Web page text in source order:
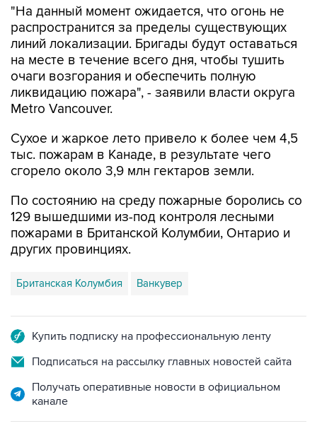
"На данный момент ожидается, что огонь не
распространится за пределы существующих
линий локализации. Бригады будут оставаться
на месте в течение всего дня, чтобы тушить
очаги возгорания и обеспечить полную
ликвидацию пожара", - заявили власти округа
Metro Vancouver.
Сухое и жаркое лето привело к более чем 4,5
тыс. пожарам в Канаде, в результате чего
сгорело около 3,9 млн гектаров земли.
По состоянию на среду пожарные боролись со
129 вышедшими из-под контроля лесными
пожарами в Британской Колумбии, Онтарио и
других провинциях.
Британская Колумбия Ванкувер
Купить подписку на профессиональную ленту
Подписаться на рассылку главных новостей сайта
Получать оперативные новости в официальном
канале